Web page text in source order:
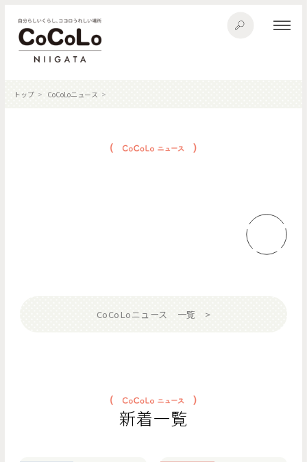
トップ CoCoLoニュース
CoCoLoニュース 一覧
新着一覧